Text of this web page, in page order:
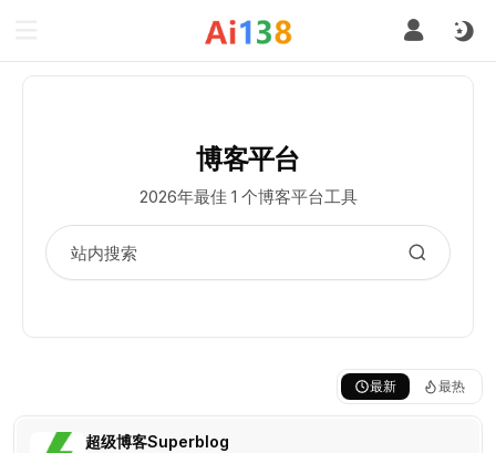
博客平台
2026年最佳 1 个博客平台工具
最新 最热
超级博客Superblog